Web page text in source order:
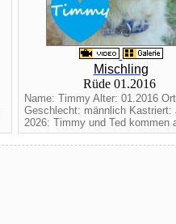
Mischling
Rüde 01.2016
Name: Timmy Alter: 01.2016
Geschlecht: männlich Kastriert:
2026: Timmy und Ted kommen